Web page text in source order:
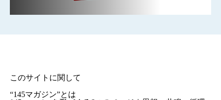
このサイトに関して
“145マガジン”とは